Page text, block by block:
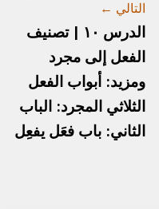
التالي ←
الدرس ١٠ | تصنيف
الفعل إلى مجرد
ومزيد: أبواب الفعل
الثلاثي المجرد: الباب
الثاني: باب فعَل يفعِل